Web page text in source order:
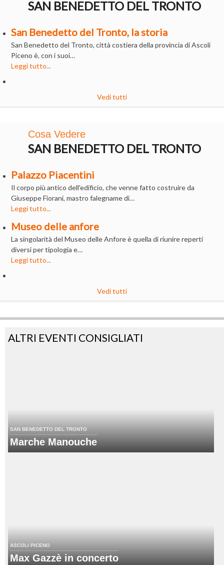
SAN BENEDETTO DEL TRONTO
San Benedetto del Tronto, la storia
San Benedetto del Tronto, città costiera della provincia di Ascoli
Piceno è, con i suoi…
Leggi tutto...
Vedi tutti
Cosa Vedere
SAN BENEDETTO DEL TRONTO
Palazzo Piacentini
Il corpo più antico dell'edificio, che venne fatto costruire da
Giuseppe Fiorani, mastro falegname di…
Leggi tutto...
Museo delle anfore
La singolarità del Museo delle Anfore è quella di riunire reperti
diversi per tipologia e…
Leggi tutto...
Vedi tutti
ALTRI EVENTI CONSIGLIATI
SAN BENEDETTO DEL TRONTO
Marche Manouche
ASCOLI PICENO
Max Gazzè in concerto